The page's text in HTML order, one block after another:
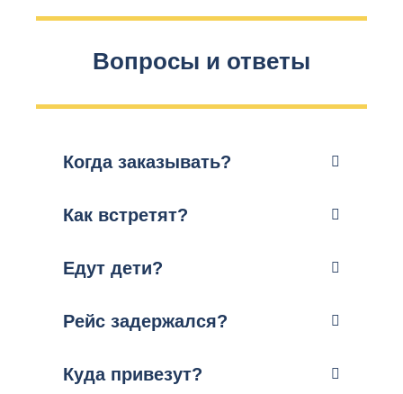
Вопросы и ответы
Когда заказывать?
Как встретят?
Едут дети?
Рейс задержался?
Куда привезут?